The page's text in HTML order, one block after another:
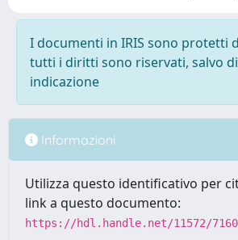
I documenti in IRIS sono protetti
tutti i diritti sono riservati, salvo
indicazione
Informazioni
Utilizza questo identificativo per
link a questo documento:
https://hdl.handle.net/11572/